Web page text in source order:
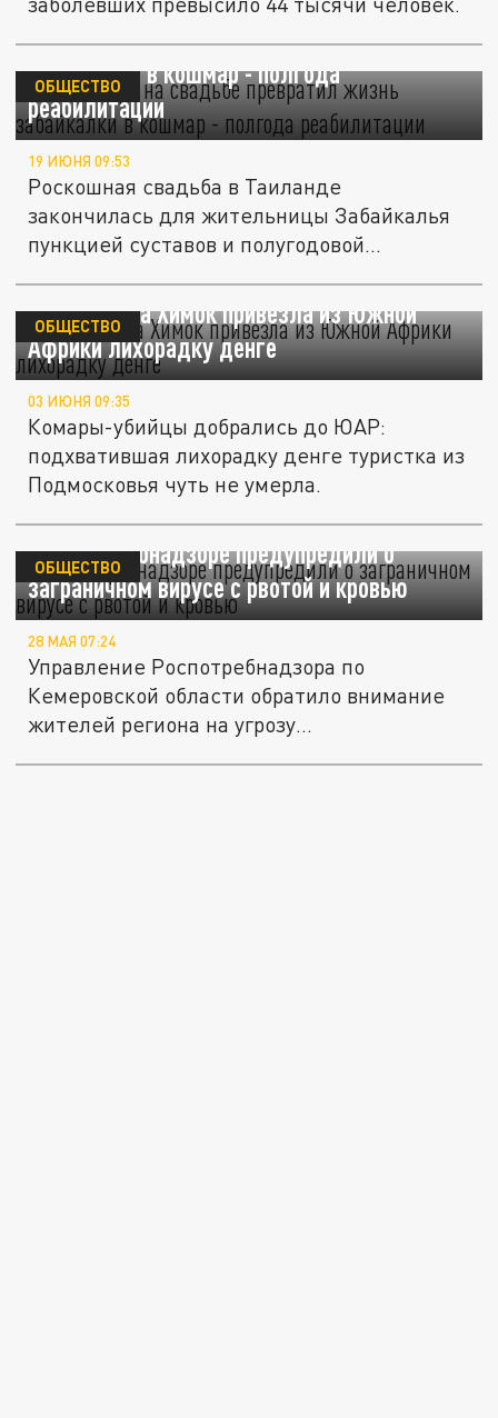
Укус комара на свадьбе превратил жизнь
забайкалки в кошмар - полгода
реабилитации
ОБЩЕСТВО
19 ИЮНЯ 09:53
Роскошная свадьба в Таиланде
закончилась для жительницы Забайкалья
пункцией суставов и полугодовой...
Жительница Химок привезла из Южной
Африки лихорадку денге
ОБЩЕСТВО
03 ИЮНЯ 09:35
Комары-убийцы добрались до ЮАР:
подхватившая лихорадку денге туристка из
Подмосковья чуть не умерла.
В Роспотребнадзоре предупредили о
заграничном вирусе с рвотой и кровью
ОБЩЕСТВО
28 МАЯ 07:24
Управление Роспотребнадзора по
Кемеровской области обратило внимание
жителей региона на угрозу